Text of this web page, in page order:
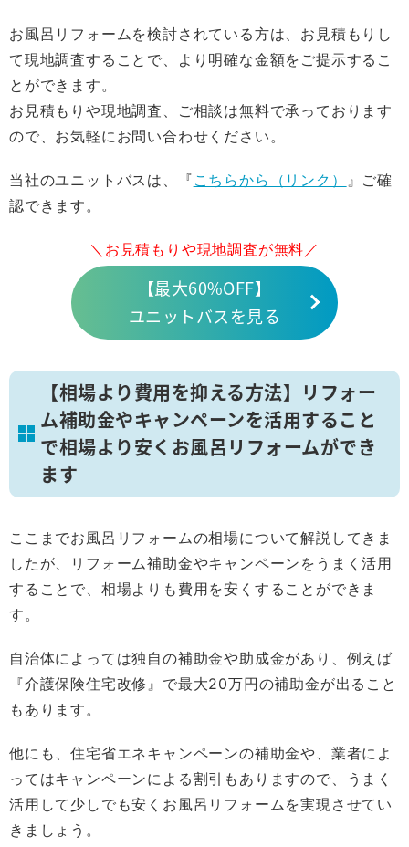
お風呂リフォームを検討されている方は、お見積もりし
て現地調査することで、より明確な金額をご提示するこ
とができます。
お見積もりや現地調査、ご相談は無料で承っております
ので、お気軽にお問い合わせください。
当社のユニットバスは、『 こちらから（リンク）
』ご確
認できます。
＼お見積もりや現地調査が無料／
【最大60%OFF】
ユニットバスを見る
【相場より費用を抑える方法】リフォー
ム補助金やキャンペーンを活用すること
で相場より安くお風呂リフォームができ
ます
ここまでお風呂リフォームの相場について解説してきま
したが、リフォーム補助金やキャンペーンをうまく活用
することで、相場よりも費用を安くすることができま
す。
自治体によっては独自の補助金や助成金があり、例えば
『介護保険住宅改修』で最大20万円の補助金が出ること
もあります。
他にも、住宅省エネキャンペーンの補助金や、業者によ
ってはキャンペーンによる割引もありますので、うまく
活用して少しでも安くお風呂リフォームを実現させてい
きましょう。